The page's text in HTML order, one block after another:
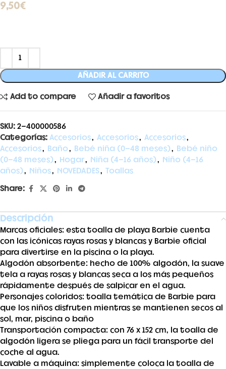
9,50€
AÑADIR AL CARRITO
Add to compare Añadir a favoritos
SKU: 2-400000586
Categorías: Accesorios, Accesorios, Accesorios,
Accesorios, Baño, Bebé niña (0-48 meses), Bebé niño
(0-48 meses), Hogar, Niña (4-16 años), Niño (4-16
años), Niños, NOVEDADES, Toallas
Share:
Descripción
Marcas oficiales: esta toalla de playa Barbie cuenta
con las icónicas rayas rosas y blancas y Barbie oficial
para divertirse en la piscina o la playa.
Algodón absorbente: hecho de 100% algodón, la suave
tela a rayas rosas y blancas seca a los más pequeños
rápidamente después de salpicar en el agua.
Personajes coloridos: toalla temática de Barbie para
que los niños disfruten mientras se mantienen secos al
sol, mar, piscina o baño
Transportación compacta: con 76 x 152 cm, la toalla de
algodón ligera se pliega para un fácil transporte del
coche al agua.
Lavable a máquina: simplemente coloca la toalla de